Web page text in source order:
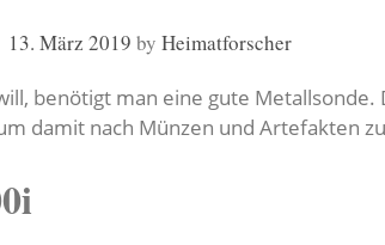
13. März 2019 by Heimatforscher
benötigt man eine gute
damit nach Münzen und Artefakten